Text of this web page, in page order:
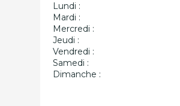
Lundi :
Mardi :
Mercredi :
Jeudi :
Vendredi :
Samedi :
Dimanche :